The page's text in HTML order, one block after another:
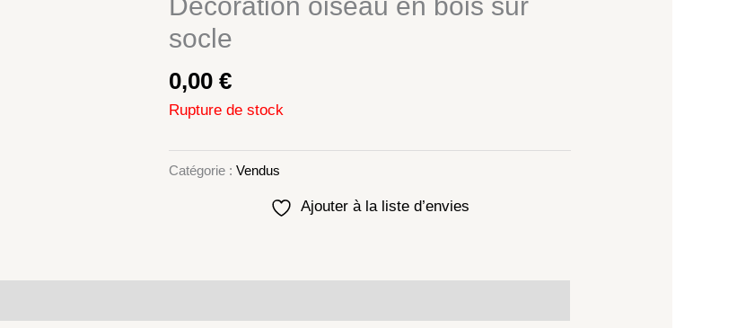
Décoration oiseau en bois sur
socle
0,00 €
Rupture de stock
Catégorie : Vendus
Ajouter à la liste d’envies